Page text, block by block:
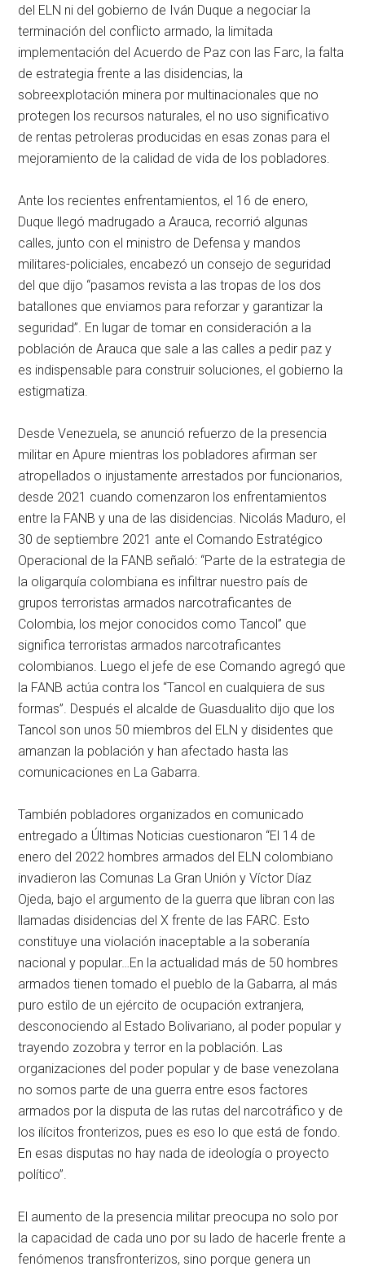
del ELN ni del gobierno de Iván Duque a negociar la
terminación del conflicto armado, la limitada
implementación del Acuerdo de Paz con las Farc, la falta
de estrategia frente a las disidencias, la
sobreexplotación minera por multinacionales que no
protegen los recursos naturales, el no uso significativo
de rentas petroleras producidas en esas zonas para el
mejoramiento de la calidad de vida de los pobladores.
Ante los recientes enfrentamientos, el 16 de enero,
Duque llegó madrugado a Arauca, recorrió algunas
calles, junto con el ministro de Defensa y mandos
militares-policiales, encabezó un consejo de seguridad
del que dijo “pasamos revista a las tropas de los dos
batallones que enviamos para reforzar y garantizar la
seguridad”. En lugar de tomar en consideración a la
población de Arauca que sale a las calles a pedir paz y
es indispensable para construir soluciones, el gobierno la
estigmatiza.
Desde Venezuela, se anunció refuerzo de la presencia
militar en Apure mientras los pobladores afirman ser
atropellados o injustamente arrestados por funcionarios,
desde 2021 cuando comenzaron los enfrentamientos
entre la FANB y una de las disidencias. Nicolás Maduro, el
30 de septiembre 2021 ante el Comando Estratégico
Operacional de la FANB señaló: “Parte de la estrategia de
la oligarquía colombiana es infiltrar nuestro país de
grupos terroristas armados narcotraficantes de
Colombia, los mejor conocidos como Tancol” que
significa terroristas armados narcotraficantes
colombianos. Luego el jefe de ese Comando agregó que
la FANB actúa contra los “Tancol en cualquiera de sus
formas”. Después el alcalde de Guasdualito dijo que los
Tancol son unos 50 miembros del ELN y disidentes que
amanzan la población y han afectado hasta las
comunicaciones en La Gabarra.
También pobladores organizados en comunicado
entregado a Últimas Noticias cuestionaron “El 14 de
enero del 2022 hombres armados del ELN colombiano
invadieron las Comunas La Gran Unión y Víctor Díaz
Ojeda, bajo el argumento de la guerra que libran con las
llamadas disidencias del X frente de las FARC. Esto
constituye una violación inaceptable a la soberanía
nacional y popular…En la actualidad más de 50 hombres
armados tienen tomado el pueblo de la Gabarra, al más
puro estilo de un ejército de ocupación extranjera,
desconociendo al Estado Bolivariano, al poder popular y
trayendo zozobra y terror en la población. Las
organizaciones del poder popular y de base venezolana
no somos parte de una guerra entre esos factores
armados por la disputa de las rutas del narcotráfico y de
los ilícitos fronterizos, pues es eso lo que está de fondo.
En esas disputas no hay nada de ideología o proyecto
político”.
El aumento de la presencia militar preocupa no solo por
la capacidad de cada uno por su lado de hacerle frente a
fenómenos transfronterizos, sino porque genera un